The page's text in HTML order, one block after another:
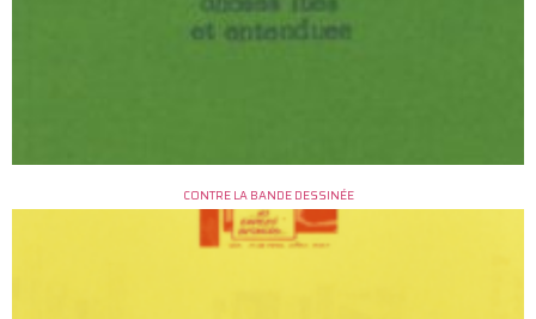
CONTRE LA BANDE DESSINÉE